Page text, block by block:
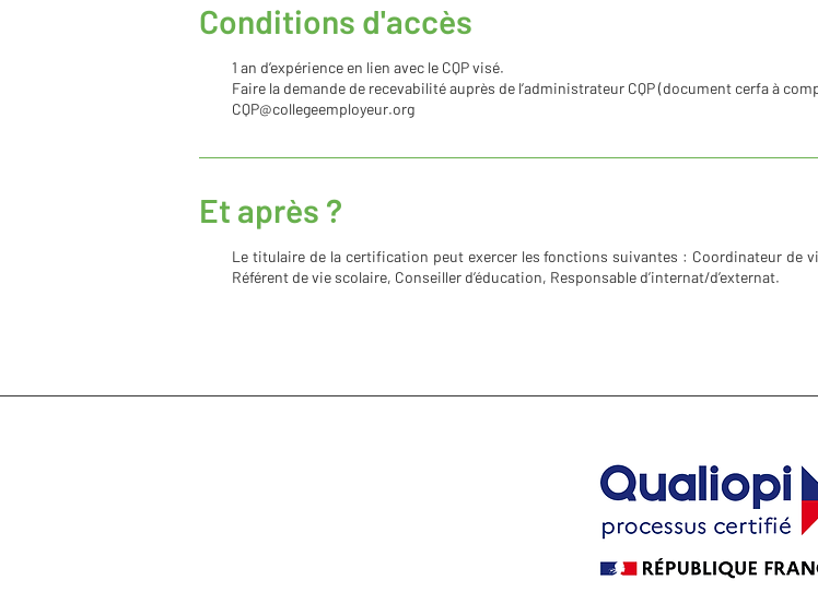
Conditions d'accès
1 an d’expérience en lien avec le CQP visé.
Faire la demande de recevabilité auprès de l’administrateur CQP (document cerfa à
CQP@collegeemployeur.org
Et après ?
Le titulaire de la certification peut exercer les fonctions suivantes : Coordinateur de
Référent de vie scolaire, Conseiller d’éducation, Responsable d’internat/d’externat.